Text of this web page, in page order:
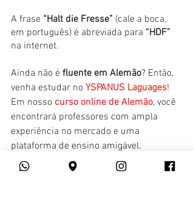
A frase “Halt die Fresse” (cale a boca,
em português) é abreviada para “HDF”
na internet.
Ainda não é fluente em Alemão? Então,
venha estudar no YSPANUS Laguages!
Em nosso curso online de Alemão, você
encontrará professores com ampla
experiência no mercado e uma
plataforma de ensino amigável.
cursos online
alemao
Alemão